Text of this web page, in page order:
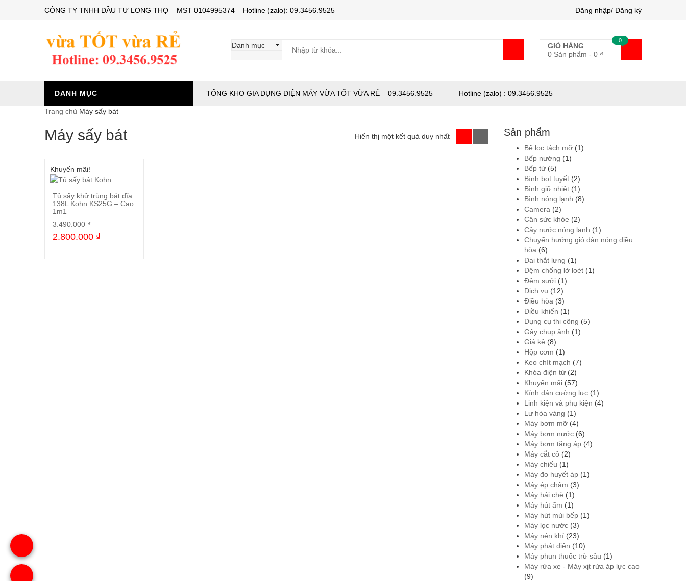
CÔNG TY TNHH ĐẦU TƯ LONG THỌ – MST 0104995374 – Hotline (zalo): 09.3456.9525 Đăng nhập/ Đăng ký
GIỎ HÀNG
0 Sản phẩm - 0 ₫
0
DANH MỤC TỔNG KHO GIA DỤNG ĐIỆN MÁY VỪA TỐT VỪA RẺ – 09.3456.9525 Hotline (zalo) : 09.3456.9525
Trang chủ Máy sấy bát
Máy sấy bát Hiển thị một kết quả duy nhất
Khuyến mãi!
Mua ngay
Tủ sấy khử trùng bát đĩa
138L Kohn KS25G – Cao
1m1
3.490.000₫
2.800.000 ₫
Sản phẩm
Bể lọc tách mỡ (1)
Bếp nướng (1)
Bếp từ (5)
Bình bọt tuyết (2)
Bình giữ nhiệt (1)
Bình nóng lạnh (8)
Camera (2)
Cân sức khỏe (2)
Cây nước nóng lạnh (1)
Chuyển hướng gió dàn nóng điều
hòa (6)
Đai thắt lưng (1)
Đệm chống lở loét (1)
Đệm sưởi (1)
Dịch vụ (12)
Điều hòa (3)
Điều khiển (1)
Dụng cụ thi công (5)
Gậy chụp ảnh (1)
Giá kệ (8)
Hộp cơm (1)
Keo chít mạch (7)
Khóa điện tử (2)
Khuyến mãi (57)
Kính dán cường lực (1)
Linh kiện và phụ kiện (4)
Lư hóa vàng (1)
Máy bơm mỡ (4)
Máy bơm nước (6)
Máy bơm tăng áp (4)
Máy cắt cỏ (2)
Máy chiếu (1)
Máy đo huyết áp (1)
Máy ép chậm (3)
Máy hái chè (1)
Máy hút ẩm (1)
Máy hút mùi bếp (1)
Máy lọc nước (3)
Máy nén khí (23)
Máy phát điện (10)
Máy phun thuốc trừ sâu (1)
Máy rửa xe - Máy xịt rửa áp lực cao
(9)